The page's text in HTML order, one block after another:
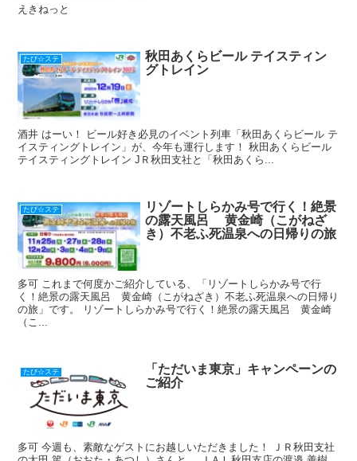
えきねっと
たび☆ステ
秋田あくらビール テイスティン
グトレイン
酒井 はーい！ ビール好き必見のイベント列車「秋田あくらビール テ
イスティングトレイン」が、今年も運行します！ 秋田あくらビール
テイスティングトレイン JＲ秋田支社と「秋田あくら...
たび☆ステ
リゾートしらかみ号で行く！絶景
の露天風呂 黄金崎（こがねざ
き）不老ふ死温泉への日帰りの旅
多可 これまで何度かご紹介している、「リゾートしらかみ号で行
く！絶景の露天風呂 黄金崎（こがねざき）不老ふ死温泉への日帰り
の旅」です。 リゾートしらかみ号で行く！絶景の露天風呂 黄金崎
（こ...
たび☆ステ
「ただいま東京」キャンペーンの
ご紹介
多可 今週も、素敵なゲストにお越しいただきました！ ＪＲ秋田支社